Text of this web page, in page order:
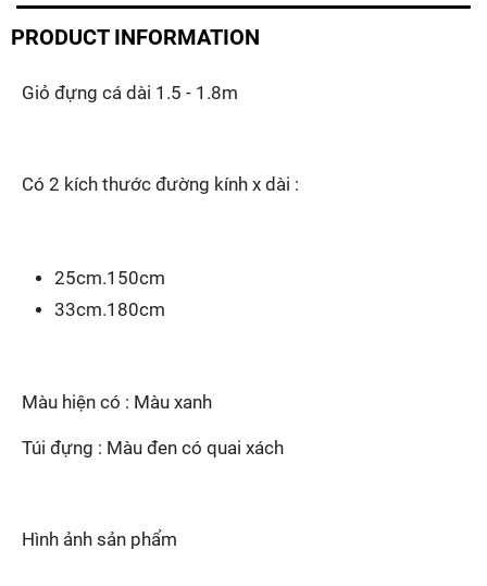
đài
câu
2.5m
PRODUCT INFORMATION
Giỏ đựng cá dài 1.5 - 1.8m
Có 2 kích thước đường kính x dài :
25cm.150cm
33cm.180cm
Màu hiện có : Màu xanh
Túi đựng : Màu đen có quai xách
Hình ảnh sản phẩm